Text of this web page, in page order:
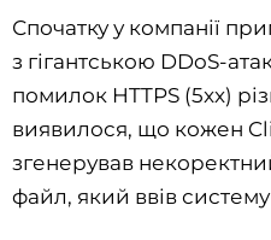
Спочатку у компанії
з гігантською DDoS-
помилок HTTPS (5xx)
виявилося, що кожен
згенерував
файл, який ввів